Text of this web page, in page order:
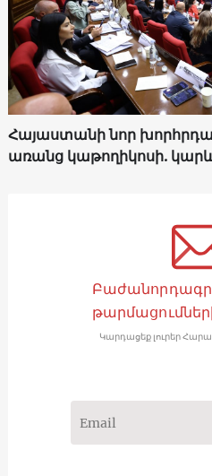
Հայաստանի նոր
առանց կաթողիկոսի.
Կարդացեք լուրեր